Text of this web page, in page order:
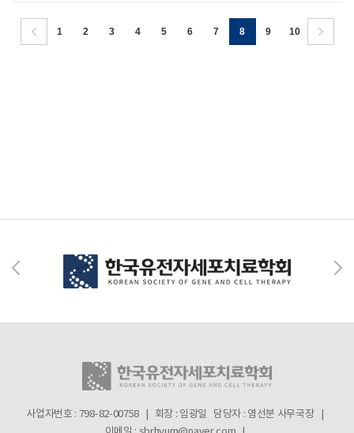
1 2 3 4 5 6 7 8 9 10
사업자번호 : 798-82-00758 | 회장 : 임광일 담당자 : 염선분 사무국장 |